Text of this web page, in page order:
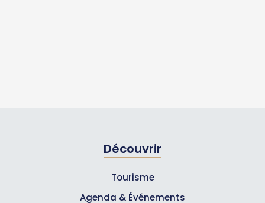
Découvrir
Tourisme
Agenda & Événements